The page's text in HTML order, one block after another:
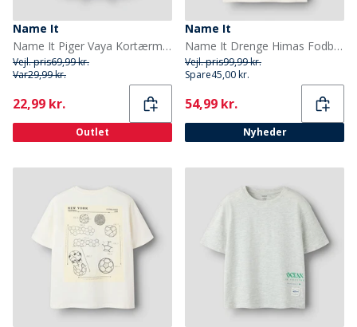
Name It
Name It Piger Vaya Kortærmet T-shirt Dark Sapphire
Vejl. pris69,99 kr.
Var29,99 kr.
Current
22,99 kr.
Outlet
Name It
Name It Drenge Himas Fodbold T Shirt Cloud Dancer
Vejl. pris99,99 kr.
Spare45,00 kr.
Current
54,99 kr.
Nyheder